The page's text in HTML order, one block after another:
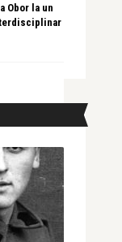
Obor la un